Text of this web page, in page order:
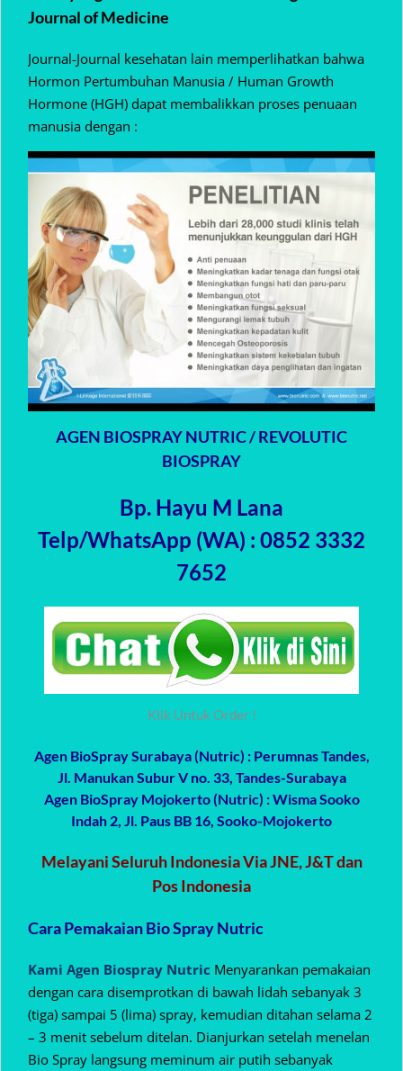
Journal of Medicine
Journal-Journal kesehatan lain memperlihatkan bahwa
Hormon Pertumbuhan Manusia / Human Growth
Hormone (HGH) dapat membalikkan proses penuaan
manusia dengan :
AGEN BIOSPRAY NUTRIC / REVOLUTIC
BIOSPRAY
Bp. Hayu M Lana
Telp/WhatsApp (WA) : 0852 3332
7652
Klik Untuk Order !
Agen BioSpray Surabaya (Nutric) : Perumnas Tandes,
Jl. Manukan Subur V no. 33, Tandes-Surabaya
Agen BioSpray Mojokerto (Nutric) : Wisma Sooko
Indah 2, Jl. Paus BB 16, Sooko-Mojokerto
Melayani Seluruh Indonesia Via JNE, J&T dan
Pos Indonesia
Cara Pemakaian Bio Spray Nutric
Kami Agen Biospray Nutric Menyarankan pemakaian
dengan cara disemprotkan di bawah lidah sebanyak 3
(tiga) sampai 5 (lima) spray, kemudian ditahan selama 2
– 3 menit sebelum ditelan. Dianjurkan setelah menelan
Bio Spray langsung meminum air putih sebanyak